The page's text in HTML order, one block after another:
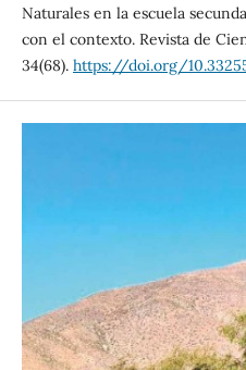
Naturales en la escuela
con el contexto. Revista de
34(68). https://doi.org/